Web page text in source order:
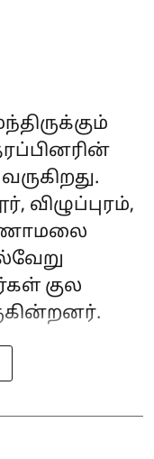
விழுப்புரம்,
குல